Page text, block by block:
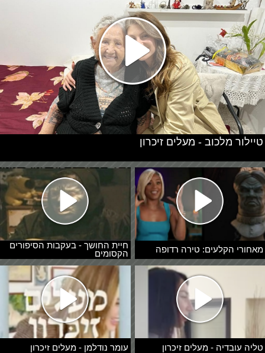
מאחורי הקלעים: טירה רדופה
חיית החושך - בעקבות הסיפורים
הקסומים
טליה עובדיה - מעלים זיכרון עומר נודלמן - מעלים זיכרון
טיילור מלכוב - מעלים זיכרון